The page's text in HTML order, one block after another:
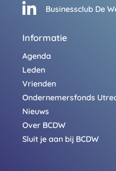
 Businessclub De
Informatie
Agenda
Leden
Vrienden
Ondernemersfonds
Nieuws
Over BCDW
Sluit je aan bij BCDW